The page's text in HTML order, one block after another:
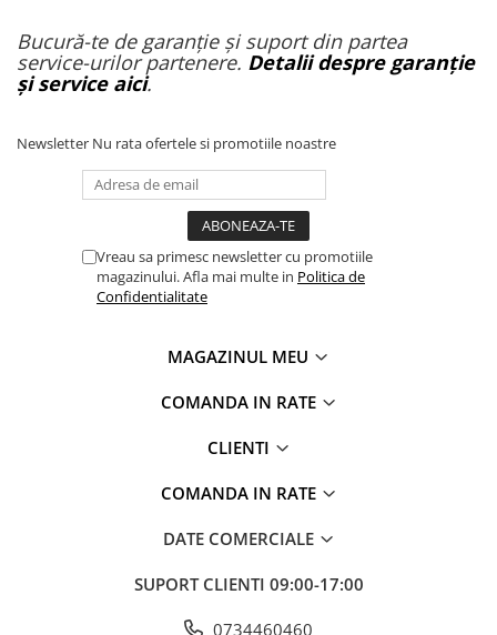
Bucură-te de garanție și suport din partea
service-urilor partenere. Detalii despre garanție
și service aici.
Newsletter Nu rata ofertele si promotiile noastre
Vreau sa primesc newsletter cu promotiile
magazinului. Afla mai multe in Politica de
Confidentialitate
MAGAZINUL MEU
COMANDA IN RATE
CLIENTI
COMANDA IN RATE
DATE COMERCIALE
SUPORT CLIENTI 09:00-17:00
0734460460